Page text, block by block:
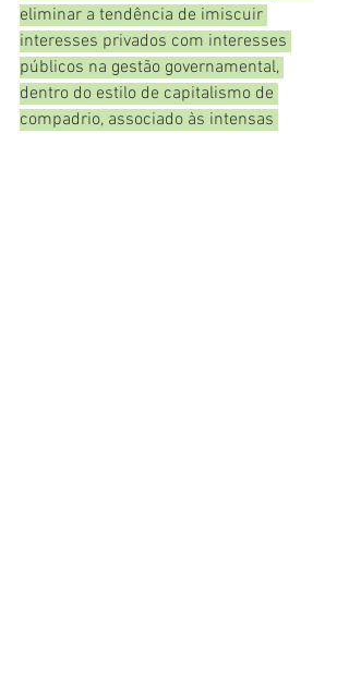
eliminar a tendência de imiscuir
interesses privados com interesses
públicos na gestão governamental,
dentro do estilo de capitalismo de
compadrio, associado às intensas